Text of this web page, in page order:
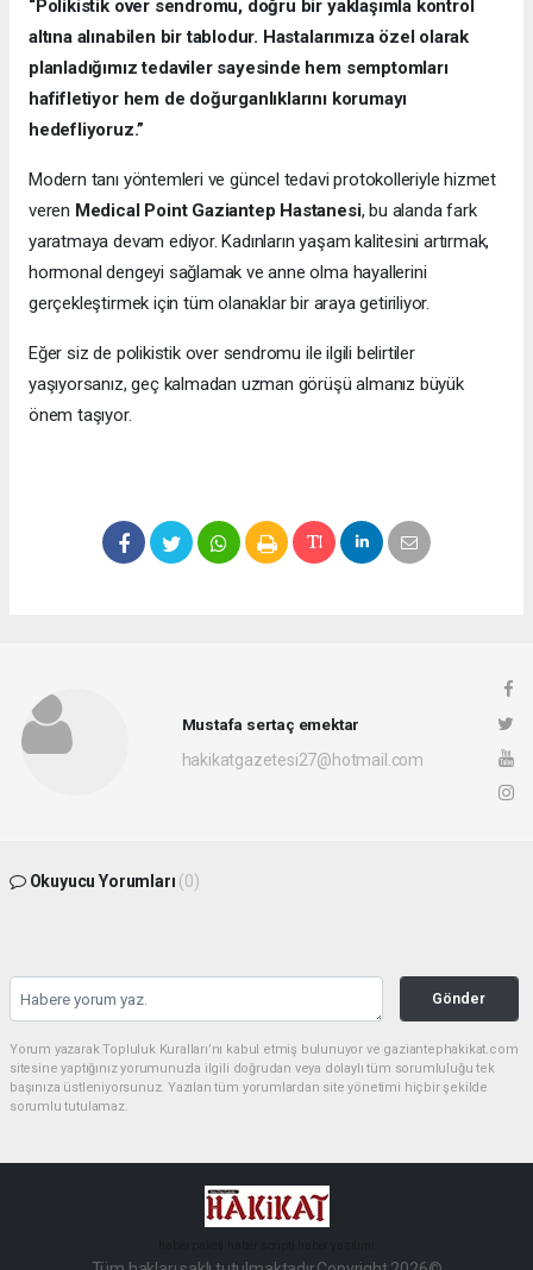
“Polikistik over sendromu, doğru bir yaklaşımla kontrol
altına alınabilen bir tablodur. Hastalarımıza özel olarak
planladığımız tedaviler sayesinde hem semptomları
hafifletiyor hem de doğurganlıklarını korumayı
hedefliyoruz.”
Modern tanı yöntemleri ve güncel tedavi protokolleriyle hizmet
veren Medical Point Gaziantep Hastanesi, bu alanda fark
yaratmaya devam ediyor. Kadınların yaşam kalitesini artırmak,
hormonal dengeyi sağlamak ve anne olma hayallerini
gerçekleştirmek için tüm olanaklar bir araya getiriliyor.
Eğer siz de polikistik over sendromu ile ilgili belirtiler
yaşıyorsanız, geç kalmadan uzman görüşü almanız büyük
önem taşıyor.
Mustafa sertaç emektar
hakikatgazetesi27@hotmail.com
Okuyucu Yorumları (0)
Gönder
Yorum yazarak Topluluk Kuralları’nı kabul etmiş bulunuyor ve gaziantephakikat.com
sitesine yaptığınız yorumunuzla ilgili doğrudan veya dolaylı tüm sorumluluğu tek
başınıza üstleniyorsunuz. Yazılan tüm yorumlardan site yönetimi hiçbir şekilde
sorumlu tutulamaz.